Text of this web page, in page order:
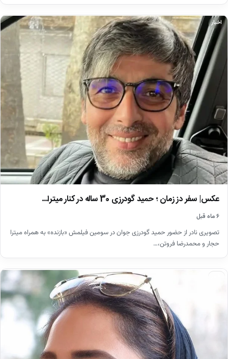
اخبار
عکس| سفر دز زمان ؛ حمید گودرزی 30 ساله در کنار میترا…
۶ ماه قبل
تصویری نادر از حضور حمید گودرزی جوان در سومین فیلمش «بازنده» به همراه میترا
حجار و محمدرضا فروتن،…